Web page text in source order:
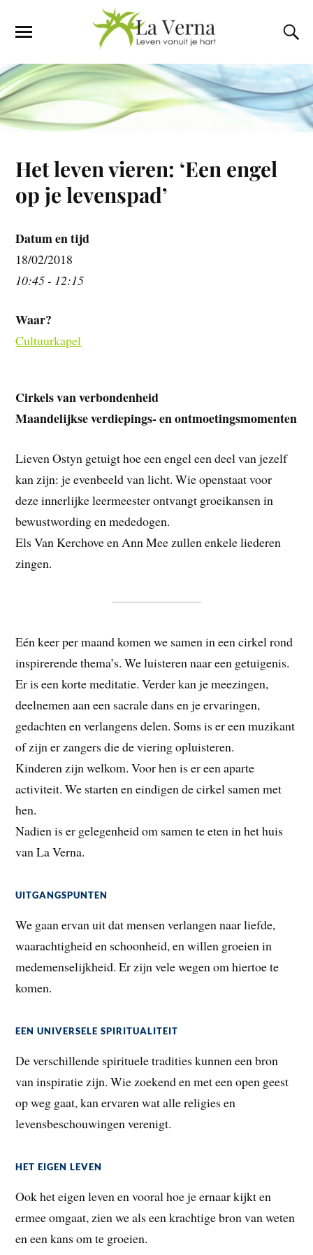
Het leven vieren: ‘Een engel
op je levenspad’
Datum en tijd
18/02/2018
10:45 - 12:15
Waar?
Cultuurkapel
Cirkels van verbondenheid
Maandelijkse verdiepings- en ontmoetingsmomenten
Lieven Ostyn getuigt hoe een engel een deel van jezelf
kan zijn: je evenbeeld van licht. Wie openstaat voor
deze innerlijke leermeester ontvangt groeikansen in
bewustwording en mededogen.
Els Van Kerchove en Ann Mee zullen enkele liederen
zingen.
Eén keer per maand komen we samen in een cirkel rond
inspirerende thema’s. We luisteren naar een getuigenis.
Er is een korte meditatie. Verder kan je meezingen,
deelnemen aan een sacrale dans en je ervaringen,
gedachten en verlangens delen. Soms is er een muzikant
of zijn er zangers die de viering opluisteren.
Kinderen zijn welkom. Voor hen is er een aparte
activiteit. We starten en eindigen de cirkel samen met
hen.
Nadien is er gelegenheid om samen te eten in het huis
van La Verna.
UITGANGSPUNTEN
We gaan ervan uit dat mensen verlangen naar liefde,
waarachtigheid en schoonheid, en willen groeien in
medemenselijkheid. Er zijn vele wegen om hiertoe te
komen.
EEN UNIVERSELE SPIRITUALITEIT
De verschillende spirituele tradities kunnen een bron
van inspiratie zijn. Wie zoekend en met een open geest
op weg gaat, kan ervaren wat alle religies en
levensbeschouwingen verenigt.
HET EIGEN LEVEN
Ook het eigen leven en vooral hoe je ernaar kijkt en
ermee omgaat, zien we als een krachtige bron van weten
en een kans om te groeien.